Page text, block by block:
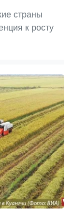
страны
к росту